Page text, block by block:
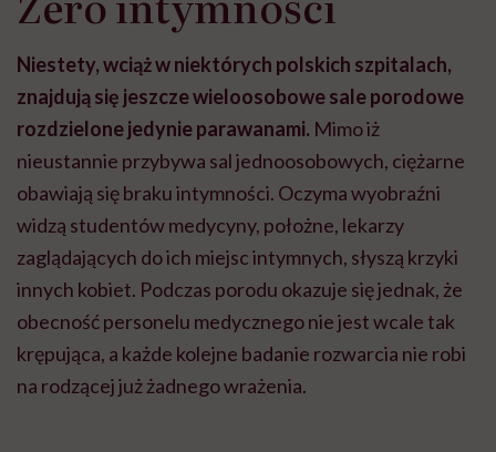
Niestety, wciąż w niektórych polskich szpitalach,
znajdują się jeszcze wieloosobowe sale porodowe
rozdzielone jedynie parawanami. Mimo iż
nieustannie przybywa sal jednoosobowych, ciężarne
obawiają się braku intymności. Oczyma wyobraźni
widzą studentów medycyny, położne, lekarzy
zaglądających do ich miejsc intymnych, słyszą krzyki
innych kobiet. Podczas porodu okazuje się jednak, że
obecność personelu medycznego nie jest wcale tak
krępująca, a każde kolejne badanie rozwarcia nie robi
na rodzącej już żadnego wrażenia.